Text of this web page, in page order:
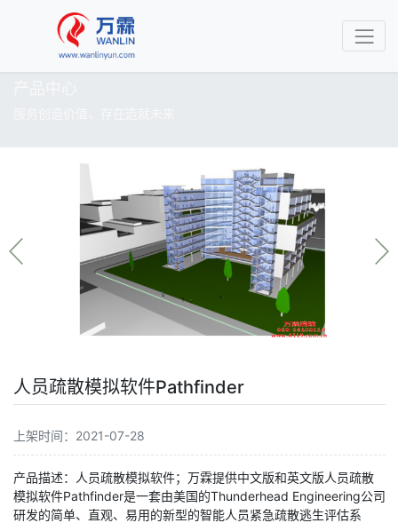
人员疏散模拟软件Pathfinder
上架时间：2021-07-28
产品描述：人员疏散模拟软件；万霖提供中文版和英文版人员疏散
模拟软件Pathfinder是一套由美国的Thunderhead Engineering公司
研发的简单、直观、易用的新型的智能人员紧急疏散逃生评估系